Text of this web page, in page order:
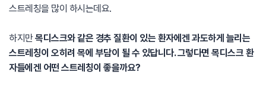
스트레칭을 많이 하시는데요.
하지만목디스크와 같은 경추 질환이 있는 환자에겐 과도하게 늘리는
스트레칭이 오히려 목에 부담이 될 수 있답니다. 그렇다면 목디스크 환
자들에겐 어떤 스트레칭이 좋을까요?